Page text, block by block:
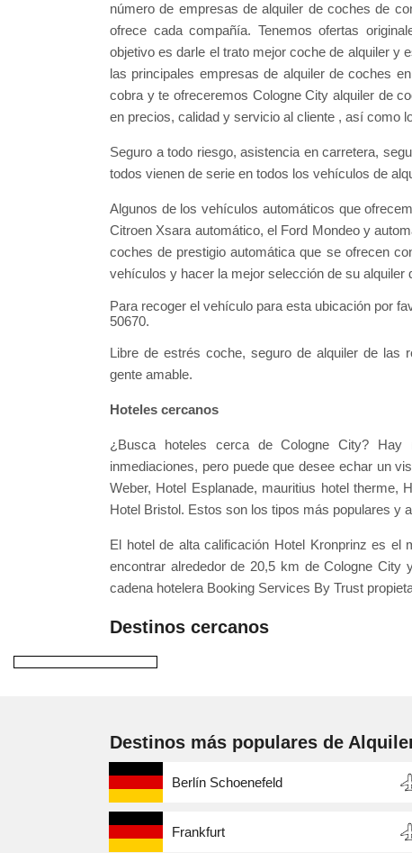
número de empresas de alquiler de coches de
ofrece cada compañía. Tenemos ofertas
objetivo es darle el trato mejor coche de alquiler y
las principales empresas de alquiler de coches
cobra y te ofreceremos Cologne City alquiler de
en precios, calidad y servicio al cliente , así como
Seguro a todo riesgo, asistencia en carretera,
todos vienen de serie en todos los vehículos de
Algunos de los vehículos automáticos que
Citroen Xsara automático, el Ford Mondeo y
coches de prestigio automática que se ofrecen
vehículos y hacer la mejor selección de su alquiler
Para recoger el vehículo para esta ubicación por
50670.
Libre de estrés coche, seguro de alquiler de las
gente amable.
Hoteles cercanos
¿Busca hoteles cerca de Cologne City? Hay
inmediaciones, pero puede que desee echar un
Weber, Hotel Esplanade, mauritius hotel therme,
Hotel Bristol. Estos son los tipos más populares y
El hotel de alta calificación Hotel Kronprinz es el
encontrar alrededor de 20,5 km de Cologne
cadena hotelera Booking Services By Trust
Destinos cercanos
Destinos más populares de
Berlín Schoenefeld
Frankfurt